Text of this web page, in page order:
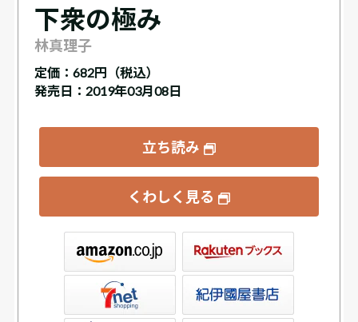
下衆の極み
林真理子
定価： 682円（税込）
発売日：2019年03月08日
立ち読み
くわしく見る
書店ウェブストア